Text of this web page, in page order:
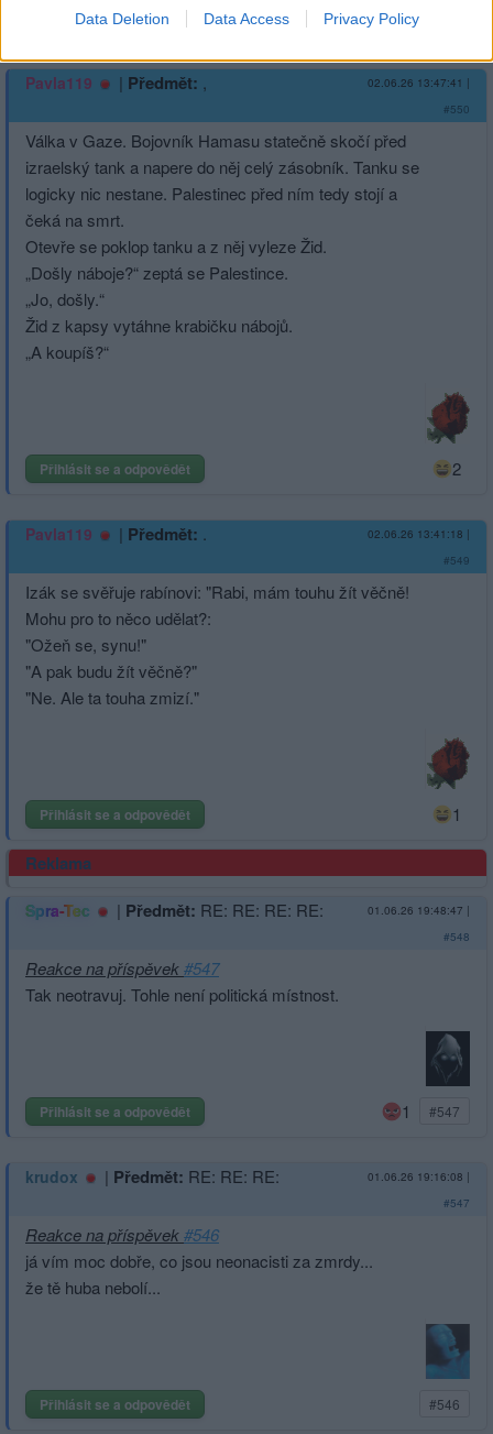
Data Deletion Data Access Privacy Policy
Přihlásit se a odpovědět
Pavla119 | Předmět: , 02.06.26 13:47:41 |
#550
Válka v Gaze. Bojovník Hamasu statečně skočí před
izraelský tank a napere do něj celý zásobník. Tanku se
logicky nic nestane. Palestinec před ním tedy stojí a
čeká na smrt.
Otevře se poklop tanku a z něj vyleze Žid.
„Došly náboje?“ zeptá se Palestince.
„Jo, došly.“
Žid z kapsy vytáhne krabičku nábojů.
„A koupíš?“
Přihlásit se a odpovědět 2
Pavla119 | Předmět: . 02.06.26 13:41:18 |
#549
Izák se svěřuje rabínovi: "Rabi, mám touhu žít věčně!
Mohu pro to něco udělat?:
"Ožeň se, synu!"
"A pak budu žít věčně?"
"Ne. Ale ta touha zmizí."
Přihlásit se a odpovědět 1
Reklama
Spra-Tec | Předmět: RE: RE: RE: RE: 01.06.26 19:48:47 |
#548
Reakce na příspěvek#547
Tak neotravuj. Tohle není politická místnost.
Přihlásit se a odpovědět 1 #547
krudox | Předmět: RE: RE: RE: 01.06.26 19:16:08 |
#547
Reakce na příspěvek#546
já vím moc dobře, co jsou neonacisti za zmrdy...
že tě huba nebolí...
Přihlásit se a odpovědět #546